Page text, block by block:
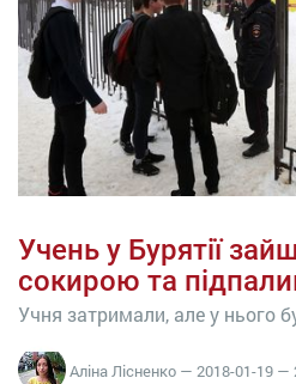
Учень у Бурятії
сокирою та
Учня затримали, але у нього
Аліна Лісненко — 2018-01-19 —